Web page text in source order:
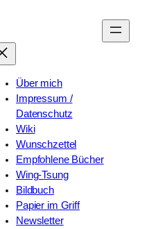
Über mich
Impressum /
Datenschutz
Wiki
Wunschzettel
Empfohlene Bücher
Wing-Tsung
Bildbuch
Papier im Griff
Newsletter